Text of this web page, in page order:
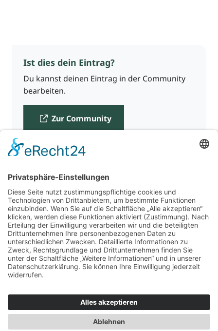
Ist dies dein Eintrag?
Du kannst deinen Eintrag in der Community
bearbeiten.
Zur Community
Für Beratende
Kontakt
Über uns